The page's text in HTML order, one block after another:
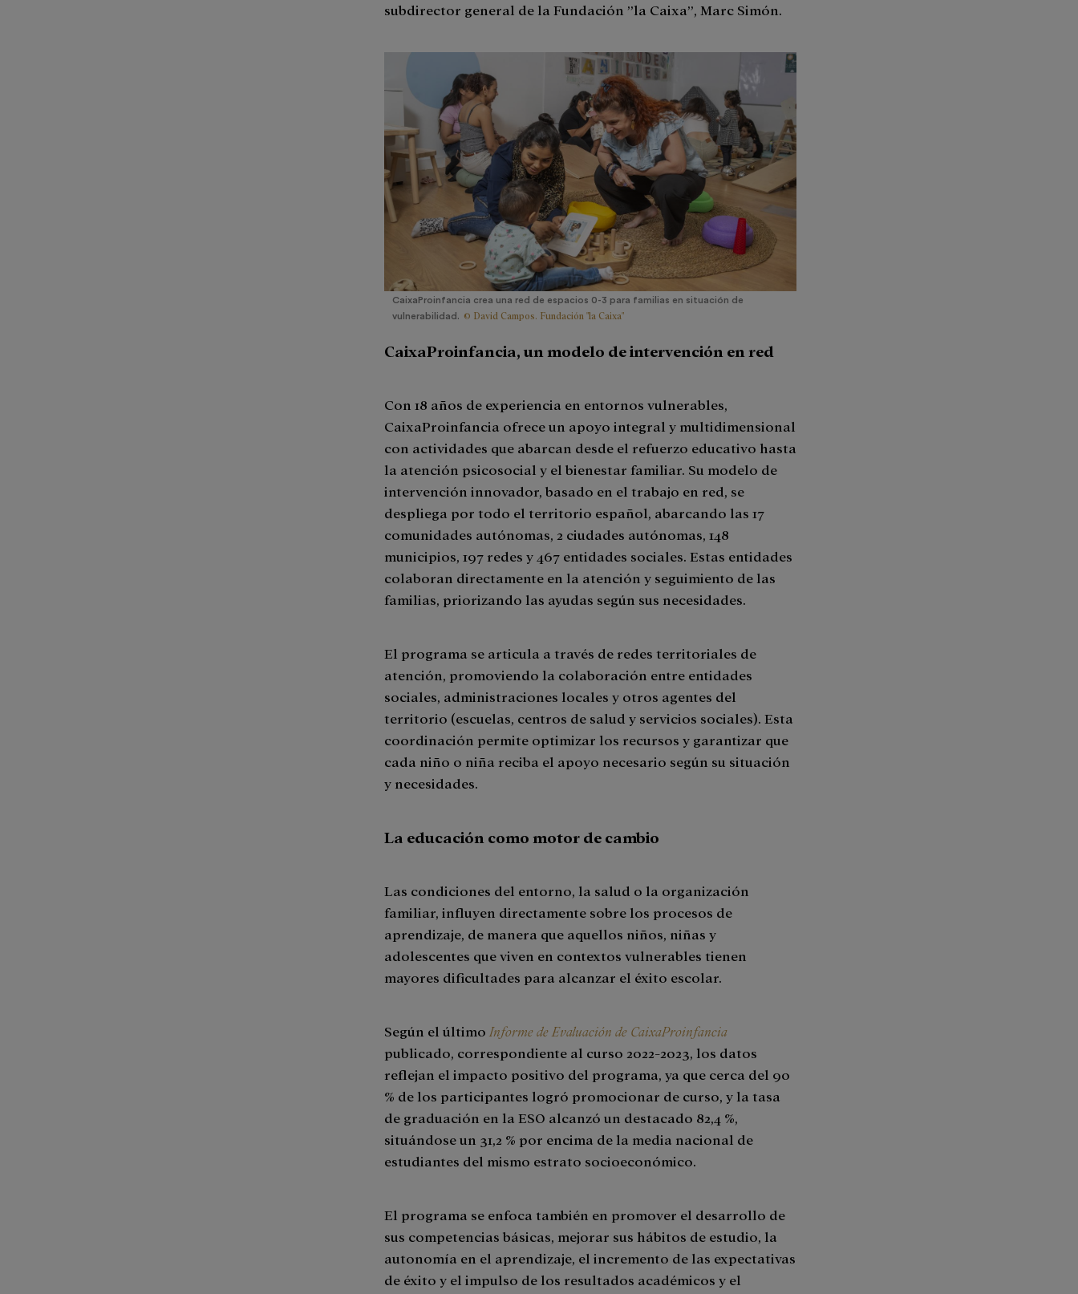
subdirector general de la Fundación ”la Caixa”, Marc Simón.
CaixaProinfancia crea una red de espacios 0-3 para familias en situación de
vulnerabilidad. © David Campos. Fundación "la Caixa"
CaixaProinfancia, un modelo de intervención en red
Con 18 años de experiencia en entornos vulnerables,
CaixaProinfancia ofrece un apoyo integral y multidimensional
con actividades que abarcan desde el refuerzo educativo hasta
la atención psicosocial y el bienestar familiar. Su modelo de
intervención innovador, basado en el trabajo en red, se
despliega por todo el territorio español, abarcando las 17
comunidades autónomas, 2 ciudades autónomas, 148
municipios, 197 redes y 467 entidades sociales. Estas entidades
colaboran directamente en la atención y seguimiento de las
familias, priorizando las ayudas según sus necesidades.
El programa se articula a través de redes territoriales de
atención, promoviendo la colaboración entre entidades
sociales, administraciones locales y otros agentes del
territorio (escuelas, centros de salud y servicios sociales). Esta
coordinación permite optimizar los recursos y garantizar que
cada niño o niña reciba el apoyo necesario según su situación
y necesidades.
La educación como motor de cambio
Las condiciones del entorno, la salud o la organización
familiar, influyen directamente sobre los procesos de
aprendizaje, de manera que aquellos niños, niñas y
adolescentes que viven en contextos vulnerables tienen
mayores dificultades para alcanzar el éxito escolar.
Según el último Informe de Evaluación de CaixaProinfancia
publicado, correspondiente al curso 2022-2023, los datos
reflejan el impacto positivo del programa, ya que cerca del 90
% de los participantes logró promocionar de curso, y la tasa
de graduación en la ESO alcanzó un destacado 82,4 %,
situándose un 31,2 % por encima de la media nacional de
estudiantes del mismo estrato socioeconómico.
El programa se enfoca también en promover el desarrollo de
sus competencias básicas, mejorar sus hábitos de estudio, la
autonomía en el aprendizaje, el incremento de las expectativas
de éxito y el impulso de los resultados académicos y el